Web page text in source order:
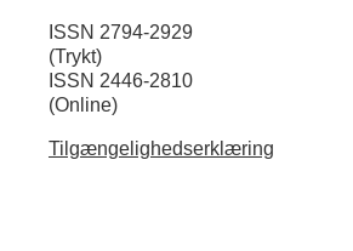
ISSN 2794-2929
(Trykt)
ISSN 2446-2810
(Online)
Tilgængelighedserklæring